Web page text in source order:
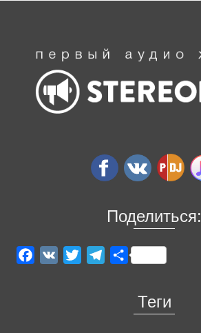
Поделиться:
Facebook
VK Twitter TelegramОтправить
Теги